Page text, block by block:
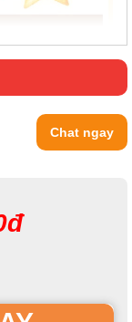
Chat ngay